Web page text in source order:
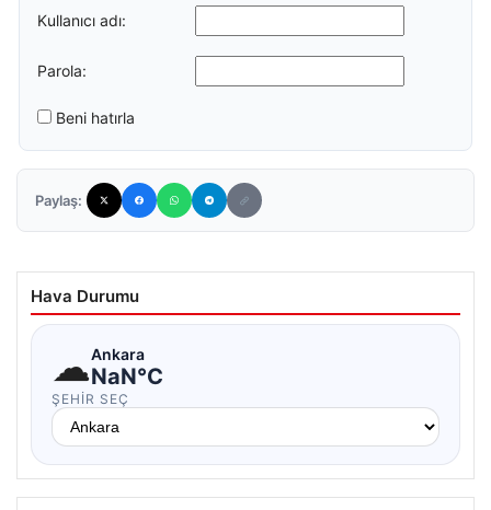
Kullanıcı adı:
Parola:
Beni hatırla
Paylaş:
Hava Durumu
☁Ankara
NaN°C
ŞEHIR SEÇ